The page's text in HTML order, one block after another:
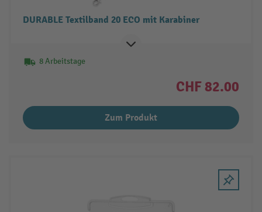
DURABLE Textilband 20 ECO mit Karabiner
8 Arbeitstage
CHF 82.00
Zum Produkt